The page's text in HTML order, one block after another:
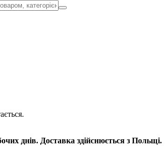
днів. Доставка здійснюється з Польщі.